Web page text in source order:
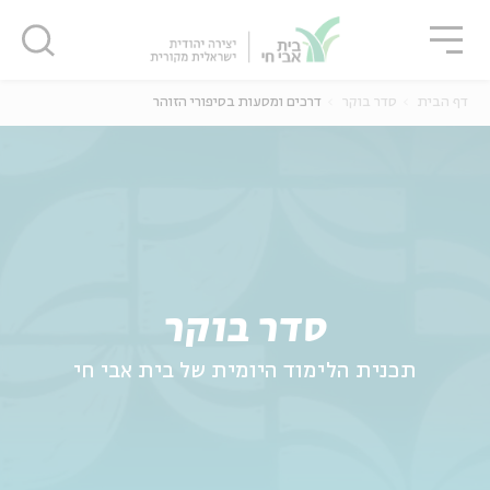
סדר בוקר
תכנית הלימוד היומית של בית אבי חי
דף הבית סדר בוקר דרכים ומסעות בסיפורי הזוהר
סגור